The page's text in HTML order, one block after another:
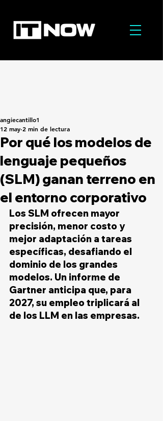
Por qué los modelos de
lenguaje pequeños
(SLM) ganan terreno en
el entorno corporativo
angiecantillo1
12 may 2 min de lectura
Los SLM ofrecen mayor
precisión, menor costo y
mejor adaptación a tareas
específicas, desafiando el
dominio de los grandes
modelos. Un informe de
Gartner anticipa que, para
2027, su empleo triplicará al
de los LLM en las empresas.